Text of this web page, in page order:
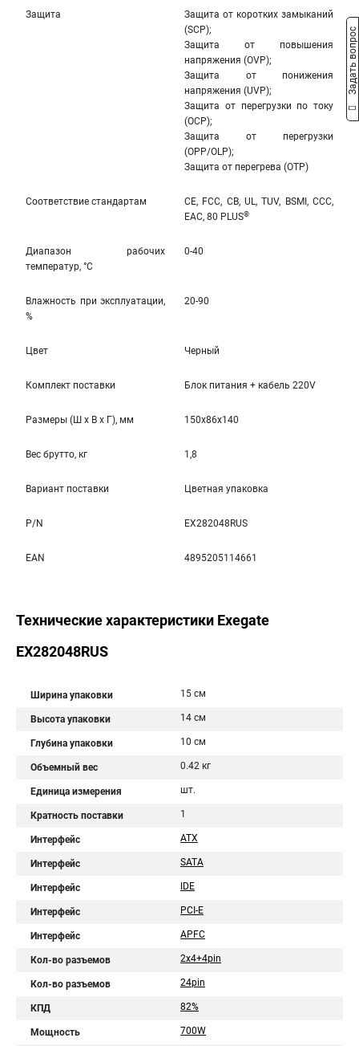
Защита
Защита от коротких замыканий
(SCP);
Защита от повышения
напряжения (OVP);
Защита от понижения
напряжения (UVP);
Защита от перегрузки по току
(OCP);
Защита от перегрузки
(OPP/OLP);
Защита от перегрева (OTP)
Соответствие стандартам
CE, FCC, CB, UL, TUV, BSMI, CCC,
EAC, 80 PLUS®
Диапазон рабочих
температур, °С
0-40
Влажность при эксплуатации,
%
20-90
Цвет Черный
Комплект поставки Блок питания + кабель 220V
Размеры (Ш x В x Г), мм 150x86x140
Вес брутто, кг 1,8
Вариант поставки Цветная упаковка
P/N EX282048RUS
EAN 4895205114661
Технические характеристики Exegate
EX282048RUS
Ширина упаковки 15 см
Высота упаковки 14 см
Глубина упаковки 10 см
Объемный вес 0.42 кг
Единица измерения шт.
Кратность поставки 1
Интерфейс ATX
Интерфейс SATA
Интерфейс IDE
Интерфейс PCI-E
Интерфейс APFC
Кол-во разъемов 2x4+4pin
Кол-во разъемов 24pin
КПД 82%
Мощность 700W
Задать вопрос